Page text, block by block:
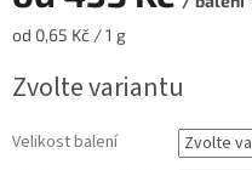
Měrná
od 0,65 Kč / 1 g
Zvolte variantu
Velikost balení